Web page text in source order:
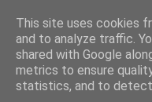
This site uses cookies
and to analyze traffic.
shared with Google
metrics to ensure
statistics, and to detect